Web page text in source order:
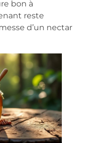
bon à
reste
d’un nectar